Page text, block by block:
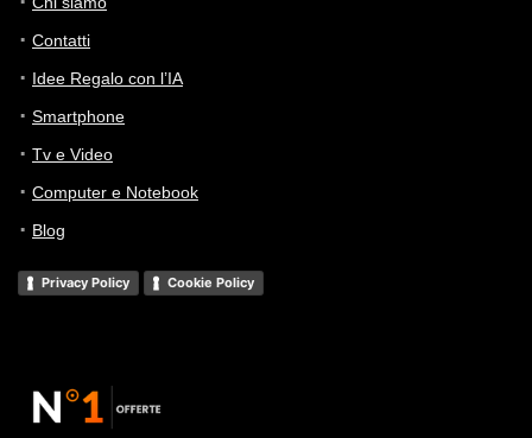
Contatti
Idee Regalo con l’IA
Smartphone
Tv e Video
Computer e Notebook
Blog
Privacy Policy Cookie Policy